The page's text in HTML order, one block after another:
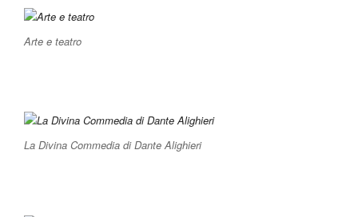
Arte e teatro
La Divina Commedia di Dante Alighieri